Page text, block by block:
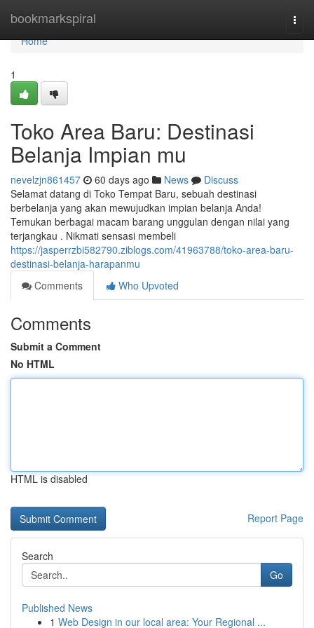
bookmarkspiral
Home
Home
1
Toko Area Baru: Destinasi
Belanja Impian mu
nevelzjn861457 60 days ago News
Discuss
Selamat datang di Toko Tempat Baru, sebuah destinasi
berbelanja yang akan mewujudkan impian belanja Anda!
Temukan berbagai macam barang unggulan dengan nilai yang
terjangkau . Nikmati sensasi membeli
https://jasperrzbi582790.ziblogs.com/41963788/toko-area-baru-
destinasi-belanja-harapanmu
Comments
Who Upvoted
Comments
Submit a Comment
No HTML
HTML is disabled
Report Page
Search
Go
Published News
1 Web Design in our local area: Your Regional ...